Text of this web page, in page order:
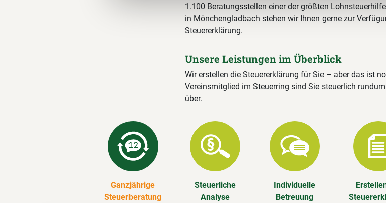
1.100 Beratungsstellen einer der größten
in Mönchengladbach stehen wir Ihnen gerne zur
Steuererklärung.
Unsere Leistungen im Überblick
Wir erstellen die Steuererklärung für Sie – aber das ist
Vereinsmitglied im Steuerring sind Sie steuerlich
über.
Ganzjährige
Steuerberatung
Steuerliche
Analyse
Individuelle
Betreuung